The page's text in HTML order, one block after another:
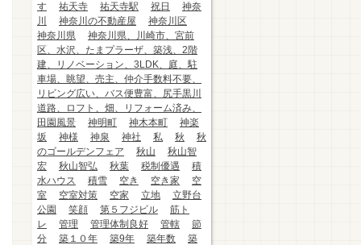
す
祐天寺 祐天寺駅 祝日
神奈
川
神奈川の不動産屋
神奈川区
神奈川県
神奈川県、川崎市、宮前
区、水沢、たまプラーザ、築浅、2階
建、リノベーション、3LDK、庭、駐
車場、眺望、売主、仲介手数料不要、
リビング広い、バス便豊富、尻手黒川
道路、ロフト、畑、リフォーム済み、
田園風景
神明町 神木本町
神楽
坂
神様 神泉 神社 私 秋
秋
のゴールデンフェア
秋山
秋山智
宏
秋山智弘 秋葉 税制優遇
積
水ハウス
積雪 空き 空き家
空
室
空室対策 空家 立地
立野台
公園
笑顔 第５フジビル
筋ト
レ
管理 管理体制良好 管轄
節
分
築１０年 築9年 築年数
築